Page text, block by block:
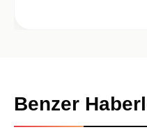
Benzer